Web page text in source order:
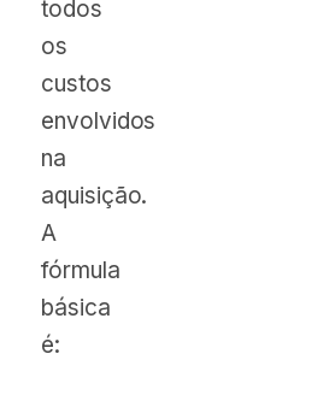
todos
os
custos
envolvidos
na
aquisição.
A
fórmula
básica
é: